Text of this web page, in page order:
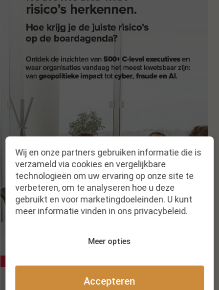
Wij en onze partners gebruiken informatie die is
verzameld via cookies en vergelijkbare
technologieën om uw ervaring op onze site te
verbeteren, om te analyseren hoe u deze
gebruikt en voor marketingdoeleinden. U kunt
meer informatie vinden in ons privacybeleid.
Meer opties
Accepteren